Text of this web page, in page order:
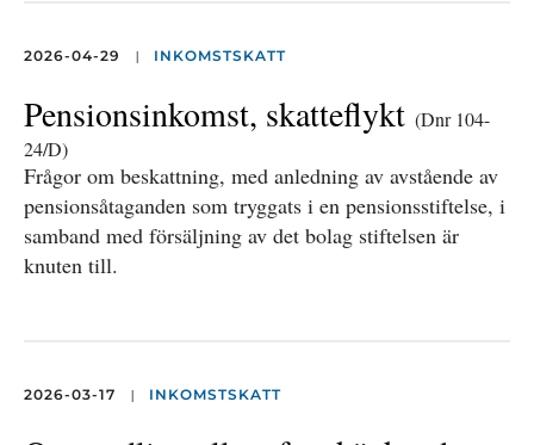
2026-04-29 | INKOMSTSKATT
Pensionsinkomst, skatteflykt (Dnr 104-
24/D)
Frågor om beskattning, med anledning av avstående av
pensionsåtaganden som tryggats i en pensionsstiftelse, i
samband med försäljning av det bolag stiftelsen är
knuten till.
2026-03-17 | INKOMSTSKATT